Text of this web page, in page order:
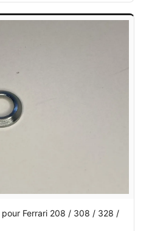
pour Ferrari 208 / 308 / 328 /